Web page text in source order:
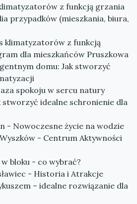
z funkcją grzania
przypadków (mieszkania, biura,
klimatyzatorów z funkcją
dla mieszkańców Pruszkowa
domu: Jak stworzyć
spokoju w sercu natury
stworzyć idealne schronienie dla
- Nowoczesne życie na wodzie
- Centrum Aktywności
bloku - co wybrać?
- Historia i Atrakcje
– idealne rozwiązanie dla